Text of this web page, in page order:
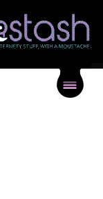
{ בלוג }
צור קשר